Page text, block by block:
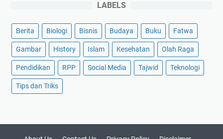
LABELS
Berita Biologi Bisnis Budaya Buku Fatwa
Gambar History Islam Kesehatan Olah Raga
Pendidikan RPP Social Media Tajwid Teknologi
Tips dan Triks